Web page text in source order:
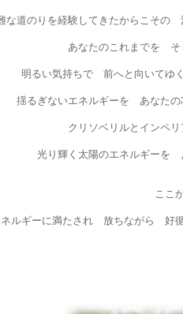
な道のりを経験してきたからこその
あなたのこれまでを そ
明るい気持ちで 前へと向いてゆ
揺るぎないエネルギーを あなた
クリソベリルとインペ
光り輝く太陽のエネルギーを
ここ
ネルギーに満たされ 放ちながら 好